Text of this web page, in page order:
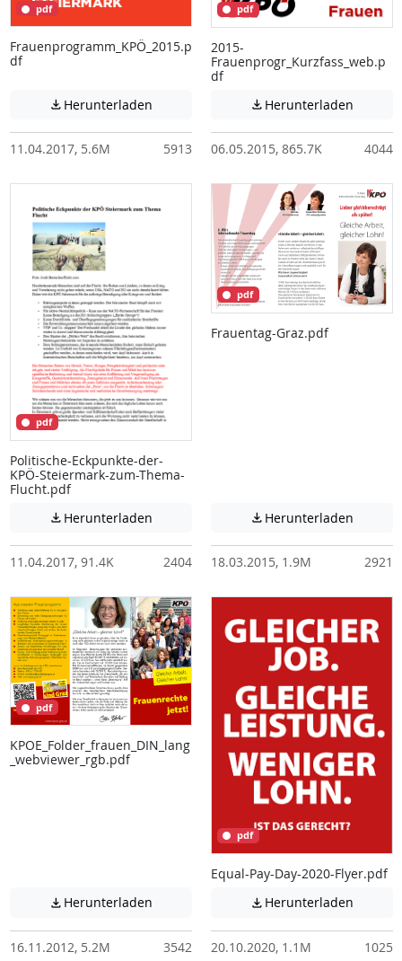
pdf
Frauenprogramm_KPÖ_2015.p
df
 Herunterladen Achtung: Diese Datei enthält unter
11.04.2017, 5.6M 5913
pdf
2015-
Frauenprogr_Kurzfass_web.p
df
 Herunterladen
06.05.2015, 865.7K 4044
pdf
Politische-Eckpunkte-der-
KPÖ-Steiermark-zum-Thema-
Flucht.pdf
 Herunterladen Achtung: Diese Datei enthält unter
11.04.2017, 91.4K 2404
pdf
Frauentag-Graz.pdf
 Herunterladen
18.03.2015, 1.9M 2921
pdf
KPOE_Folder_frauen_DIN_lang
_webviewer_rgb.pdf
 Herunterladen Achtung: Diese Datei enthält unter
16.11.2012, 5.2M 3542
pdf
Equal-Pay-Day-2020-Flyer.pdf
 Herunterladen
20.10.2020, 1.1M 1025